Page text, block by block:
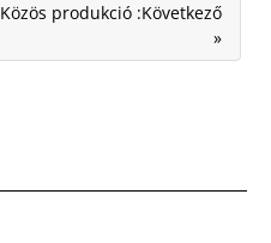
Közös produkció :Következő
»